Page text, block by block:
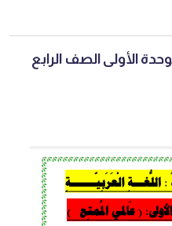
الأولى الصف الرابع